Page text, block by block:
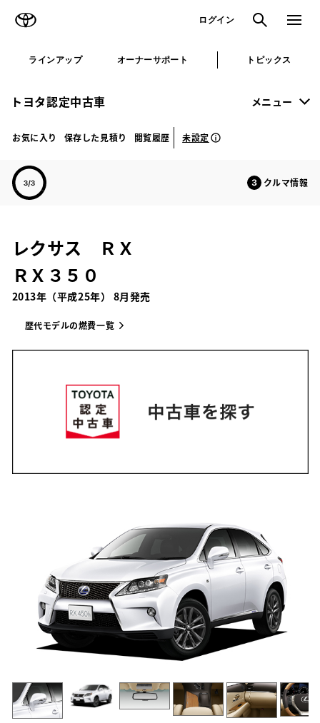
ログイン 検索 メニュ
ラインアップ オーナーサポート トピックス
トヨタ認定中古車 メニュー
お気に入り 保存した見積り 閲覧履歴 未設定
クルマ情報
レクサス ＲＸ
ＲＸ３５０
2013年（平成25年） 8月発売
歴代モデルの燃費一覧